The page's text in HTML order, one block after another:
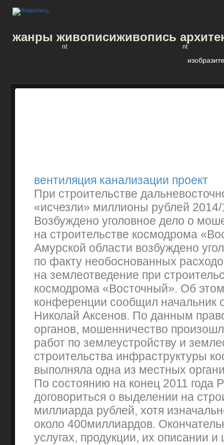
жанры живописи
nt
живопись
nt
вентиляция канализации проект
При строительстве
«исчезли» миллионы рублей
Возбуждено уголовное дело о
на строительстве космодрома
Амурской области возбуждено
по факту необоснованных
на землеотведение при
космодрома «Восточный». Об
конференции сообщил начальник
Николай Аксенов. По данным
органов, мошенничество
работ по землеустройству и
строительства инфраструктуры
выполняла одна из местных
По состоянию на конец 2011 года
договориться о выделении на
миллиарда рублей, хотя
около 400миллиардов.
услугах, продукции, их описании и